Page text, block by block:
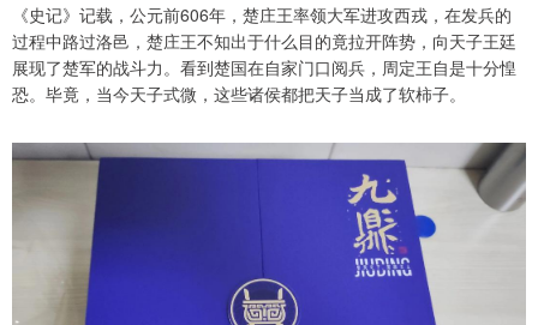
《史记》记载，公元前606年，楚庄王率领大军进攻西戎，在发兵的
过程中路过洛邑，楚庄王不知出于什么目的竟拉开阵势，向天子王廷
展现了楚军的战斗力。看到楚国在自家门口阅兵，周定王自是十分惶
恐。毕竟，当今天子式微，这些诸侯都把天子当成了软柿子。